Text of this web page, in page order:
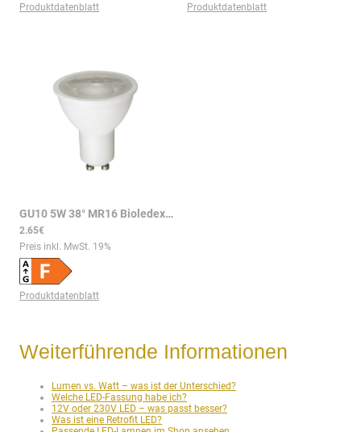
Produktdatenblatt Produktdatenblatt
GU10 5W 38° MR16 Bioledex HELSO LED Spot 450Lm 2700K Warmweiss = 50W Halogen
2.65€
Preis inkl. MwSt. 19%
Produktdatenblatt
Weiterführende Informationen
Lumen vs. Watt – was ist der Unterschied?
Welche LED-Fassung habe ich?
12V oder 230V LED – was passt besser?
Was ist eine Retrofit LED?